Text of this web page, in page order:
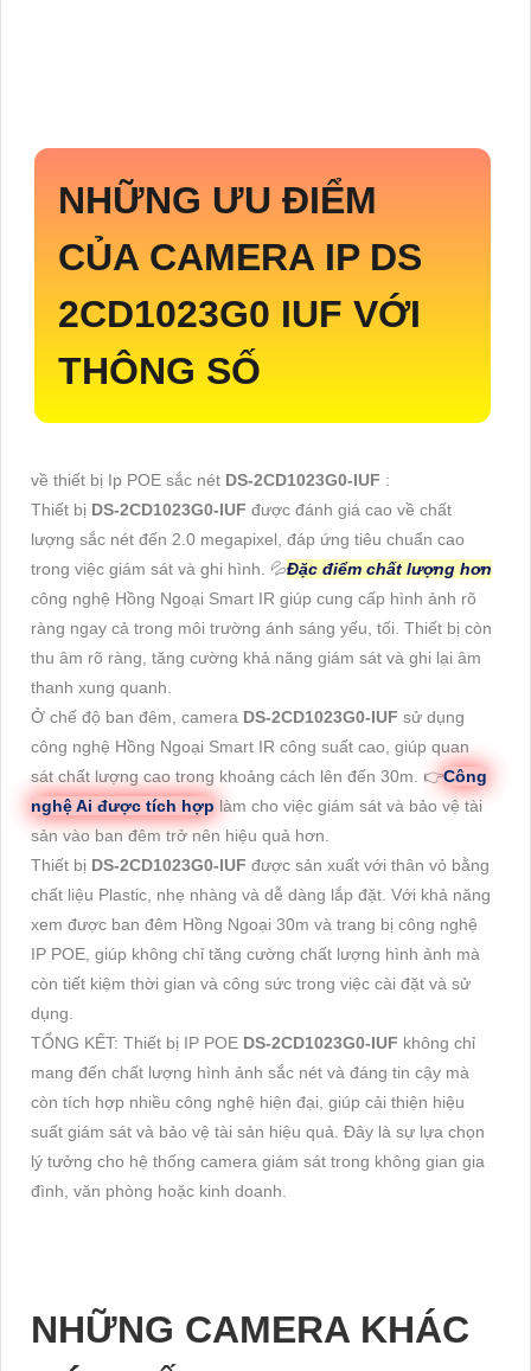
NHỮNG ƯU ĐIỂM
CỦA CAMERA IP DS
2CD1023G0 IUF VỚI
THÔNG SỐ
về thiết bị Ip POE sắc nét DS-2CD1023G0-IUF :
Thiết bị DS-2CD1023G0-IUF được đánh giá cao về chất
lượng sắc nét đến 2.0 megapixel, đáp ứng tiêu chuẩn cao
trong việc giám sát và ghi hình. 💦Đặc điểm chất lượng hơn
công nghệ Hồng Ngoại Smart IR giúp cung cấp hình ảnh rõ
ràng ngay cả trong môi trường ánh sáng yếu, tối. Thiết bị còn
thu âm rõ ràng, tăng cường khả năng giám sát và ghi lại âm
thanh xung quanh.
Ở chế độ ban đêm, camera DS-2CD1023G0-IUF sử dụng
công nghệ Hồng Ngoại Smart IR công suất cao, giúp quan
sát chất lượng cao trong khoảng cách lên đến 30m. 👉Công
nghệ Ai được tích hợp làm cho việc giám sát và bảo vệ tài
sản vào ban đêm trở nên hiệu quả hơn.
Thiết bị DS-2CD1023G0-IUF được sản xuất với thân vỏ bằng
chất liệu Plastic, nhẹ nhàng và dễ dàng lắp đặt. Với khả năng
xem được ban đêm Hồng Ngoại 30m và trang bị công nghệ
IP POE, giúp không chỉ tăng cường chất lượng hình ảnh mà
còn tiết kiệm thời gian và công sức trong việc cài đặt và sử
dụng.
TỔNG KẾT: Thiết bị IP POE DS-2CD1023G0-IUF không chỉ
mang đến chất lượng hình ảnh sắc nét và đáng tin cậy mà
còn tích hợp nhiều công nghệ hiện đại, giúp cải thiện hiệu
suất giám sát và bảo vệ tài sản hiệu quả. Đây là sự lựa chọn
lý tưởng cho hệ thống camera giám sát trong không gian gia
đình, văn phòng hoặc kinh doanh.
NHỮNG CAMERA KHÁC